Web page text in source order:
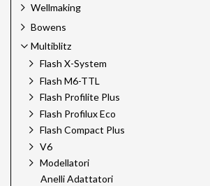
Wellmaking
Bowens
Multiblitz
Flash X-System
Flash M6-TTL
Flash Profilite Plus
Flash Profilux Eco
Flash Compact Plus
V6
Modellatori
Anelli Adattatori